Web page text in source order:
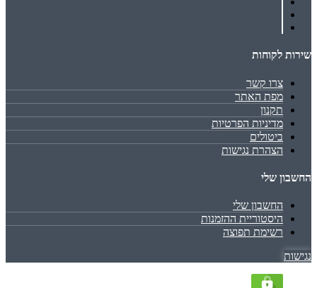
שירות לקוחות
צרו קשר
מפת האתר
תקנון
מדיניות הפרטיות
ביטולים
הצהרת נגישות
החשבון שלי
החשבון שלי
היסטוריית ההזמנות
רשימת תפוצה
נגישות